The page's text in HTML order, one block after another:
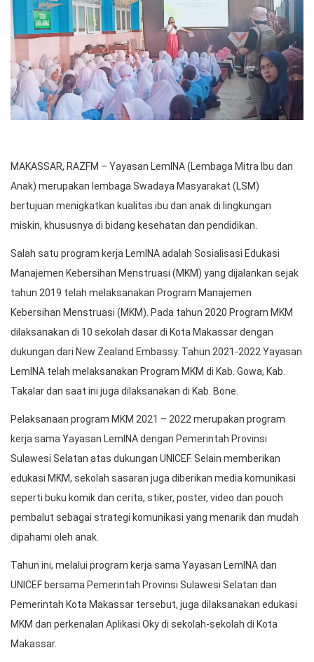
MAKASSAR, RAZFM – Yayasan LemINA (Lembaga Mitra Ibu dan
Anak) merupakan lembaga Swadaya Masyarakat (LSM)
bertujuan menigkatkan kualitas ibu dan anak di lingkungan
miskin, khususnya di bidang kesehatan dan pendidikan.
Salah satu program kerja LemINA adalah Sosialisasi Edukasi
Manajemen Kebersihan Menstruasi (MKM) yang dijalankan sejak
tahun 2019 telah melaksanakan Program Manajemen
Kebersihan Menstruasi (MKM). Pada tahun 2020 Program MKM
dilaksanakan di 10 sekolah dasar di Kota Makassar dengan
dukungan dari New Zealand Embassy. Tahun 2021-2022 Yayasan
LemINA telah melaksanakan Program MKM di Kab. Gowa, Kab.
Takalar dan saat ini juga dilaksanakan di Kab. Bone.
Pelaksanaan program MKM 2021 – 2022 merupakan program
kerja sama Yayasan LemINA dengan Pemerintah Provinsi
Sulawesi Selatan atas dukungan UNICEF. Selain memberikan
edukasi MKM, sekolah sasaran juga diberikan media komunikasi
seperti buku komik dan cerita, stiker, poster, video dan pouch
pembalut sebagai strategi komunikasi yang menarik dan mudah
dipahami oleh anak.
Tahun ini, melalui program kerja sama Yayasan LemINA dan
UNICEF bersama Pemerintah Provinsi Sulawesi Selatan dan
Pemerintah Kota Makassar tersebut, juga dilaksanakan edukasi
MKM dan perkenalan Aplikasi Oky di sekolah-sekolah di Kota
Makassar.